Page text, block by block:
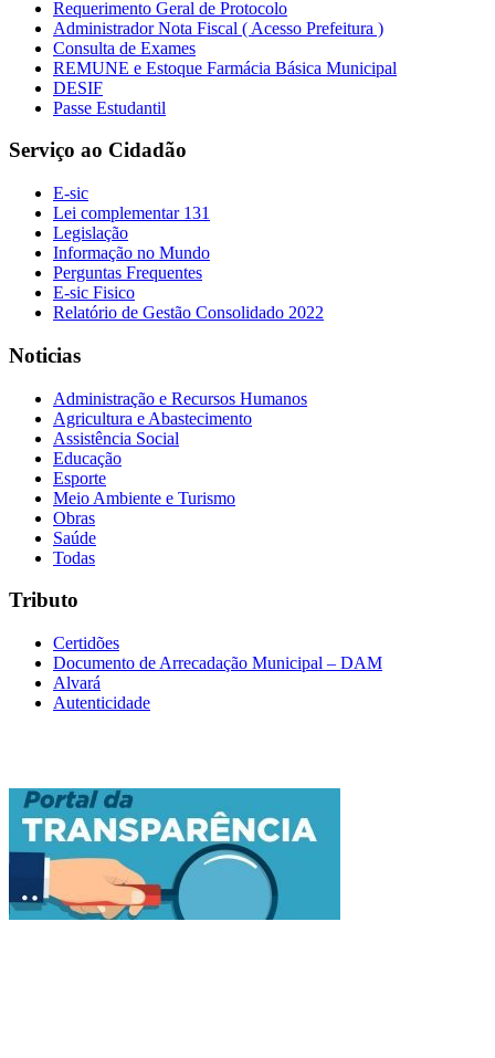
Requerimento Geral de Protocolo
Administrador Nota Fiscal ( Acesso Prefeitura )
Consulta de Exames
REMUNE e Estoque Farmácia Básica Municipal
DESIF
Passe Estudantil
Serviço ao Cidadão
E-sic
Lei complementar 131
Legislação
Informação no Mundo
Perguntas Frequentes
E-sic Fisico
Relatório de Gestão Consolidado 2022
Noticias
Administração e Recursos Humanos
Agricultura e Abastecimento
Assistência Social
Educação
Esporte
Meio Ambiente e Turismo
Obras
Saúde
Todas
Tributo
Certidões
Documento de Arrecadação Municipal – DAM
Alvará
Autenticidade